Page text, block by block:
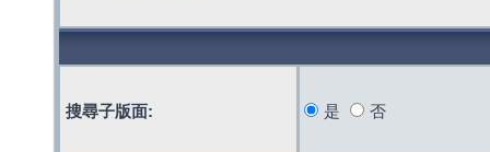
搜尋子版面: 是 否